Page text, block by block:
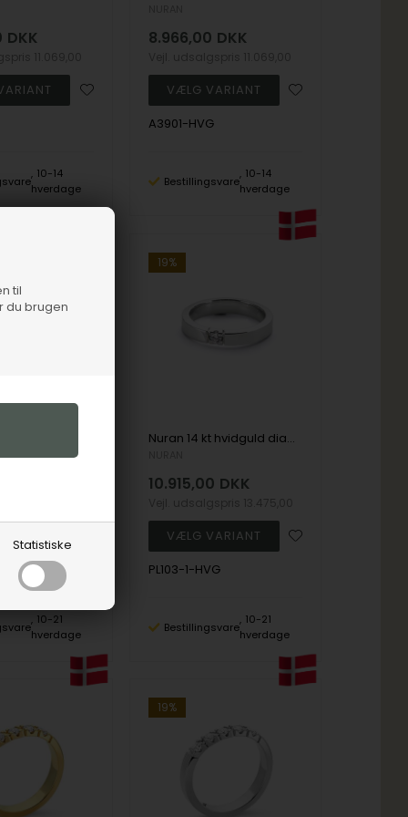
til
du brugen
Statistiske
DKK
10-14
hverdage
8.966,00 DKK
A3901-HVG
Bestillingsvare
10-14
hverdage
10-21
hverdage
19%
Nuran 14 kt hvidguld diamant alliance ring, fra Nuran Classic serien med 1 stk 0,07 ct diamanter Wesselton / SI
10.915,00 DKK
PL103-1-HVG
Bestillingsvare
10-21
hverdage
19%